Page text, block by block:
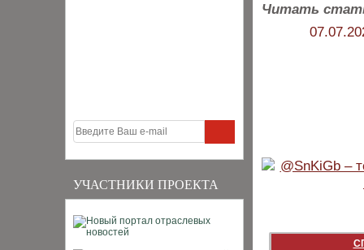
УЧАСТНИКИ ПРОЕКТА
Читать